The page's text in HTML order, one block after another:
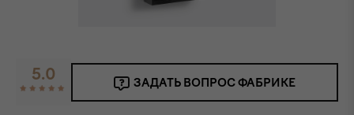
5.0 ЗАДАТЬ ВОПРОС ФАБРИКЕ